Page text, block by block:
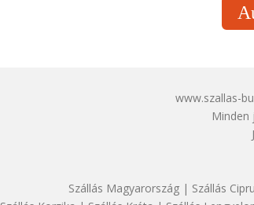
www.szallas-
Szállás Magyarország| Szállás